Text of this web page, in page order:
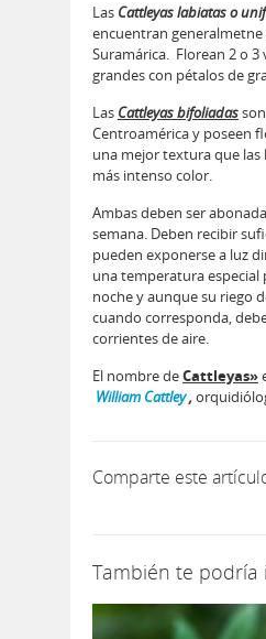
Las Cattleyas labiatas o
encuentran generalmetne
Suramárica. Florean 2 o 3
grandes con pétalos de
Las Cattleyas bifoliadas
Centroamérica y poseen
una mejor textura que las
más intenso color.
Ambas deben ser
semana. Deben recibir
pueden exponerse a luz
una temperatura especial
noche y aunque su riego
cuando corresponda,
corrientes de aire.
El nombre deCattleyas»
William Cattley,
Comparte este
También te podría